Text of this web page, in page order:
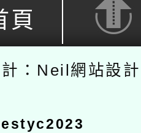
頁
：Neil網站設